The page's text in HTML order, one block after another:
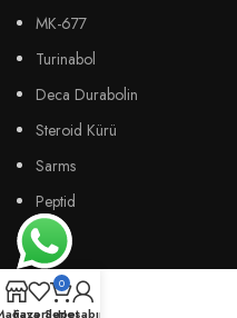
MK-677
Turinabol
Deca Durabolin
Steroid Kürü
Sarms
Peptid
Favoriler
0
Sepet
Hesabım